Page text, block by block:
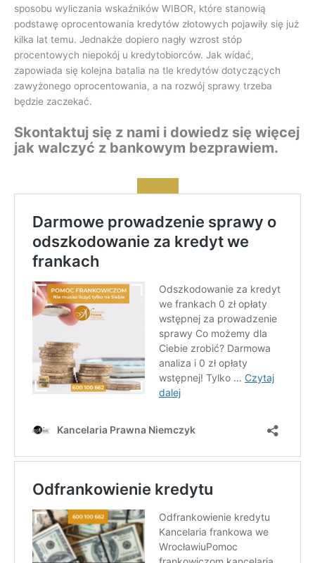
sposobu wyliczania wskaźników WIBOR, które stanowią
podstawę oprocentowania kredytów złotowych pojawiły się już
kilka lat temu. Jednakże dopiero nagły wzrost stóp
procentowych niepokój u kredytobiorców. Jak widać,
zapowiada się kolejna batalia na tle kredytów dotyczących
zawyżonego oprocentowania, a na rozwój sprawy trzeba
będzie zaczekać.
Skontaktuj się z nami i dowiedz się więcej
jak walczyć z bankowym bezprawiem.